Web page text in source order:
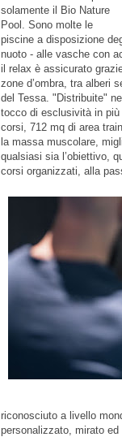
solamente il Bio Nature
Pool. Sono molte le
piscine a disposizione
nuoto - alle vasche con
il relax è assicurato
zone d’ombra, tra alberi
del Tessa. "Distribuite"
tocco di esclusività in
corsi, 712 mq di area
la massa muscolare,
qualsiasi sia l’obiettivo,
corsi organizzati, alla
riconosciuto a livello
personalizzato, mirato